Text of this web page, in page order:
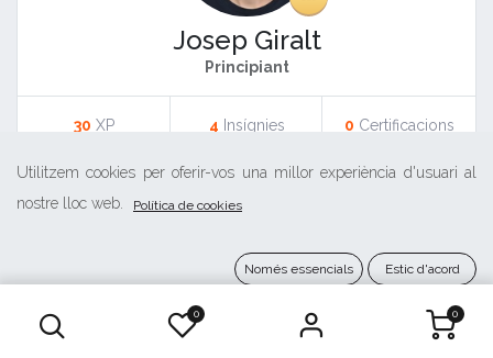
0 0
Josep Giralt
Principiant
30 XP 4 Insígnies 0 Certificacions
1
Josep Giralt
30 XP
Utilitzem cookies per oferir-vos una millor experiència d'usuari al
nostre lloc web.
Política de cookies
Només essencials Estic d'acord